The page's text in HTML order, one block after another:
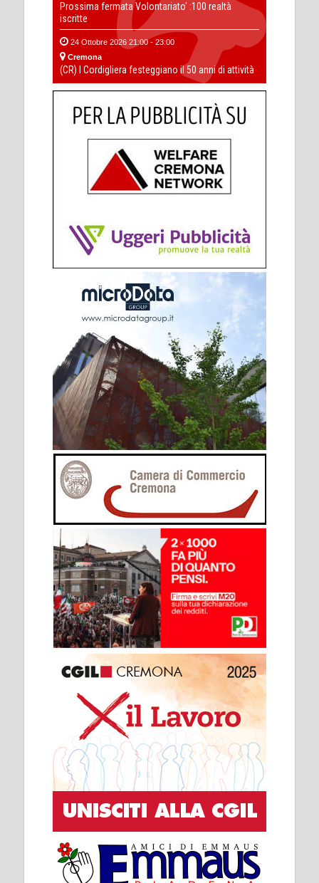
Prossima fermata Volontariato' :100 realtà
iscritte
24 Ottobre 2026 21:00 - 23:00
Cremona
(CR) I Cordigliera festeggiano il 50 anni di attività